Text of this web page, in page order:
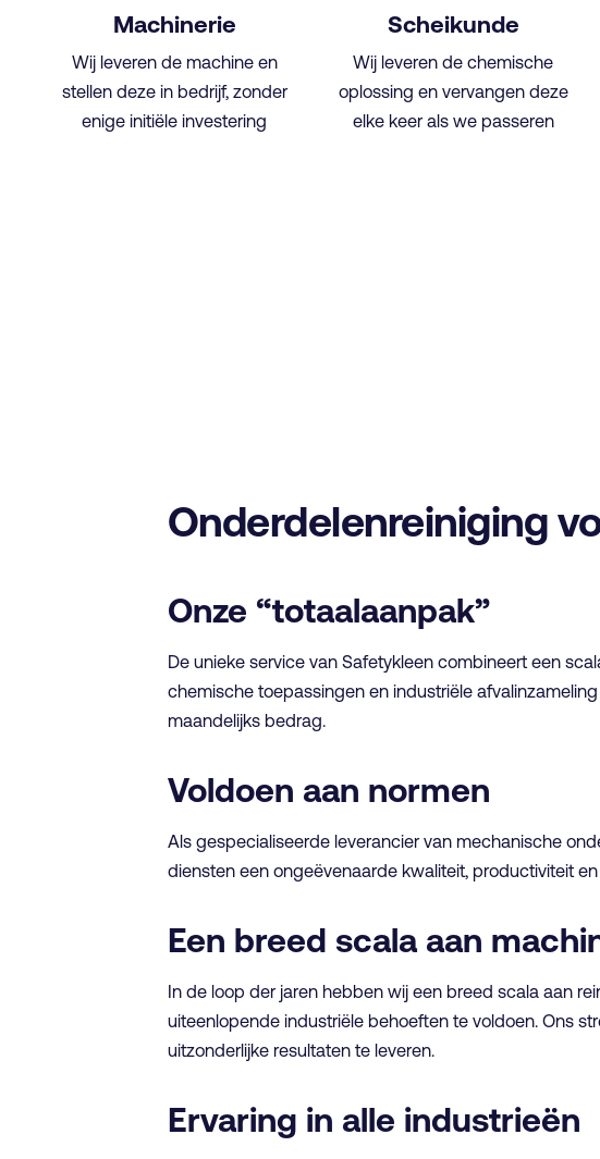
Machinerie
Wij leveren de machine en
stellen deze in bedrijf, zonder
enige initiële investering
Scheikunde
Wij leveren de chemische
oplossing en vervangen deze
elke keer als we passeren
Onderdelenreiniging
Onze “totaalaanpak”
De unieke service van Safetykleen combineert een
chemische toepassingen en industriële
maandelijks bedrag.
Voldoen aan normen
Als gespecialiseerde leverancier van mechanische
diensten een ongeëvenaarde kwaliteit, productiviteit
Een breed scala aan
In de loop der jaren hebben wij een breed scala aan
uiteenlopende industriële behoeften te voldoen. Ons
uitzonderlijke resultaten te leveren.
Ervaring in alle industrieën